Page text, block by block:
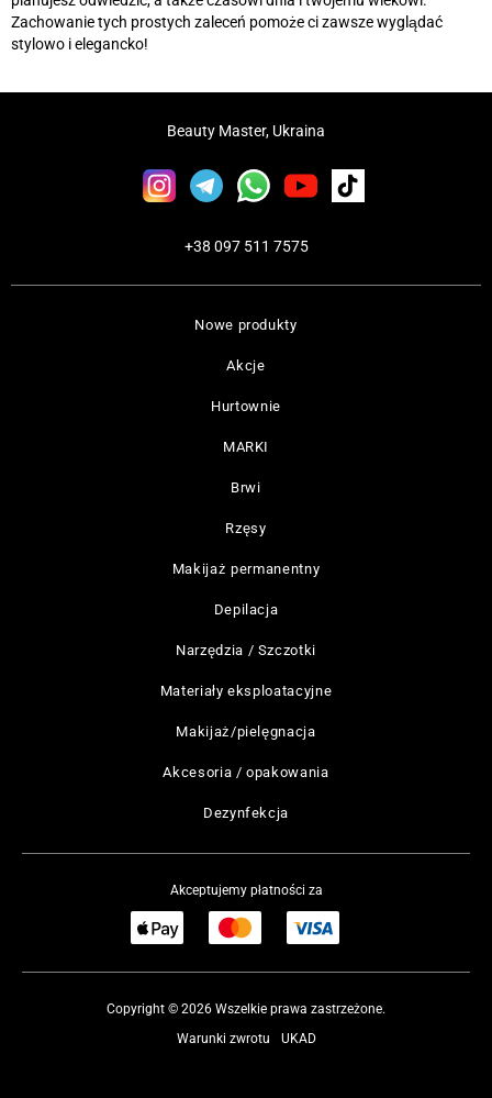
Zachowanie tych prostych zaleceń pomoże ci zawsze wyglądać
stylowo i elegancko!
Nowe produkty
Akcje
Hurtownie
MARKI
Brwi
Rzęsy
Makijaż permanentny
Depilacja
Narzędzia / Szczotki
Materiały eksploatacyjne
Makijaż/pielęgnacja
Akcesoria / opakowania
Dezynfekcja
Beauty Master, Ukraina
+38 097 511 7575
Akceptujemy płatności za
Copyright © 2026 Wszelkie prawa zastrzeżone.
UKAD
Warunki zwrotu